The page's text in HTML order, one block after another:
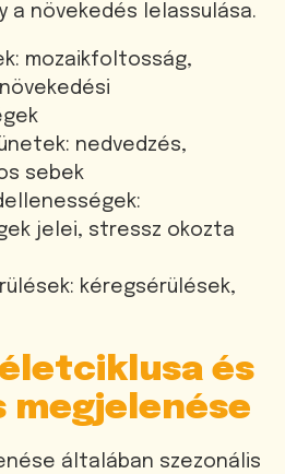
a növekedés lelassulása.
mozaikfoltosság,
nedvedzés,
sebek
jelei, stressz okozta
kéregsérülések,
és
megjelenése
általában szezonális